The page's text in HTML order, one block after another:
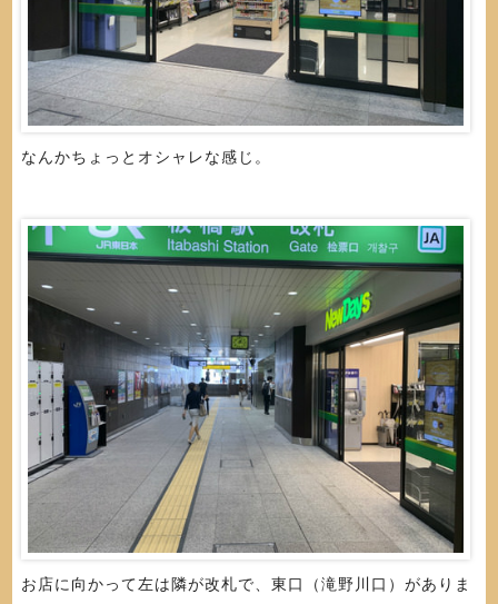
なんかちょっとオシャレな感じ。
お店に向かって左は隣が改札で、東口（滝野川口）がありま